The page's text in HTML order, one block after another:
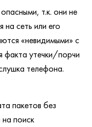
т.к. они не
сеть или его
«невидимыми» с
факта утечки/порчи
телефона.
пакетов без
на поиск